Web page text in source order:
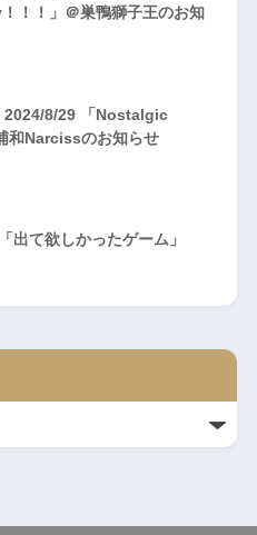
！！」＠巣鴨獅子王のお知
2024/8/29 「Nostalgic
和Narcissのお知らせ
出て欲しかったゲーム」